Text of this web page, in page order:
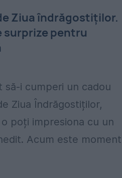
Ziua îndrăgostiților.
surprize pentru
să-i cumperi un cadou
Ziua Îndrăgostiților,
o poți impresiona cu un
Acum este